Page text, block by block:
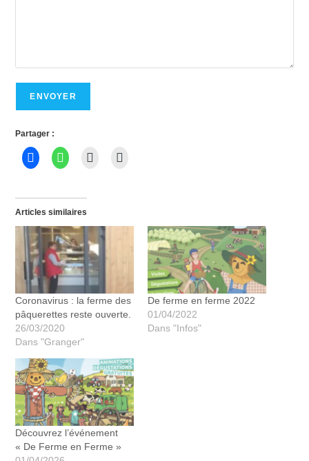
ENVOYER
Partager :
Articles similaires
Coronavirus : la ferme des
pâquerettes reste ouverte.
26/03/2020
Dans "Granger"
De ferme en ferme 2022
01/04/2022
Dans "Infos"
Découvrez l’événement
« De Ferme en Ferme »